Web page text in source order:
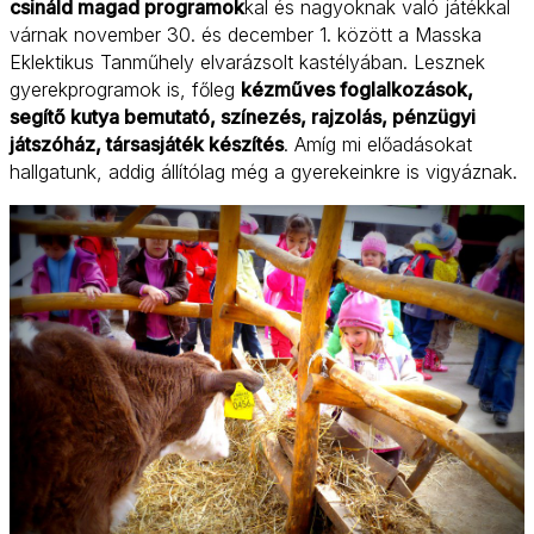
csináld magad programokkal és nagyoknak való játékkal
várnak november 30. és december 1. között a Masska
Eklektikus Tanműhely elvarázsolt kastélyában. Lesznek
gyerekprogramok is, főleg kézműves foglalkozások,
segítő kutya bemutató, színezés, rajzolás, pénzügyi
játszóház, társasjáték készítés. Amíg mi előadásokat
hallgatunk, addig állítólag még a gyerekeinkre is vigyáznak.